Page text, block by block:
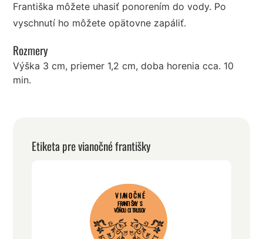
Františka môžete uhasiť ponorením do vody. Po
vyschnutí ho môžete opätovne zapáliť.
Rozmery
Výška 3 cm, priemer 1,2 cm, doba horenia cca. 10
min.
Etiketa pre vianočné františky
VIANOČNÉ
FRANTIŠKY S
VÔŇOU CITRUSOV